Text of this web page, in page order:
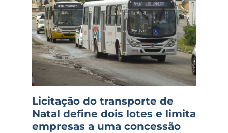
Licitação do transporte de
Natal define dois lotes e limita
empresas a uma concessão